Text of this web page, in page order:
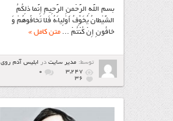
بسم اللَّهِ الرَّحْمنِ الرَّحِیمِ إِنَّما ذلِکُمُ
الشَّیْطانُ یُخَوِّفُ أَوْلِیاءَهُ فَلا تَخافُوهُمْ وَ
خافُونِ إِنْ کُنْتُمْ ... متن کامل »
توسط: مدیر سایت در ابليس آدم روي
3,247
۰
36